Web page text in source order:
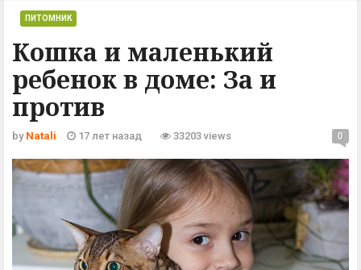
Кошка и маленький
ребенок в доме: За и
против
ПИТОМНИК
by Natali 17 лет назад 33203 views 0